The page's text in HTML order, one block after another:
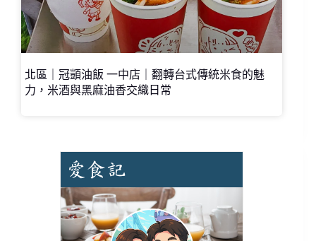
北區｜冠顗油飯 一中店｜翻轉台式傳統米食的魅
力，米酒與黑麻油香交織日常